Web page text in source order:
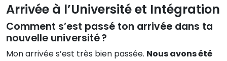
Arrivée à l’Université et Intégration
Comment s’est passé ton arrivée dans ta
nouvelle université ?
Mon arrivée s’est très bien passée. Nous avons été